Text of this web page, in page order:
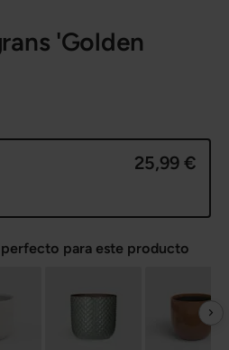
'Golden
25,99 €
para este producto